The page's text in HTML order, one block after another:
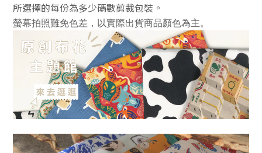
所選擇的每份為多少碼數剪裁包裝。
螢幕拍照難免色差，以實際出貨商品顏色為主。